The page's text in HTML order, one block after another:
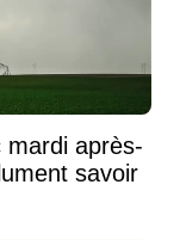
mardi après-
savoir